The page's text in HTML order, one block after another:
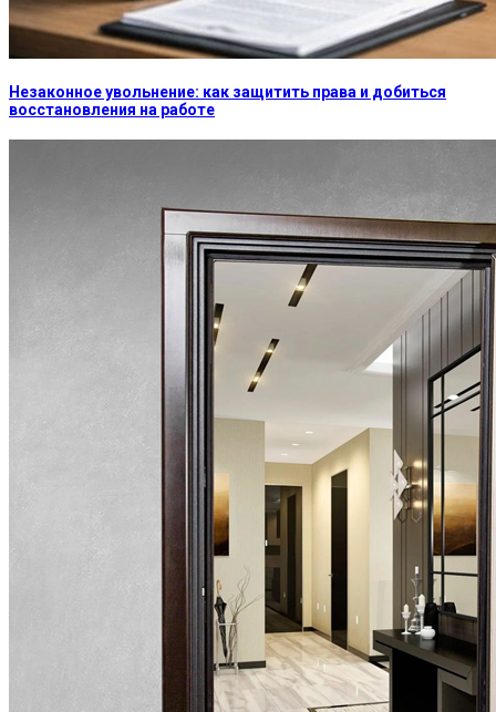
Незаконное увольнение: как защитить права и добиться
восстановления на работе